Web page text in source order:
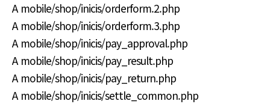
A mobile/shop/inicis/orderform.2.php
A mobile/shop/inicis/orderform.3.php
A mobile/shop/inicis/pay_approval.php
A mobile/shop/inicis/pay_result.php
A mobile/shop/inicis/pay_return.php
A mobile/shop/inicis/settle_common.php